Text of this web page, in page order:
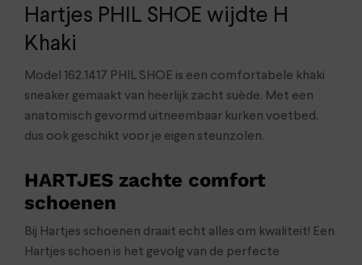
Hartjes PHIL SHOE wijdte H
Khaki
Model 162.1417 PHIL SHOE is een comfortabele khaki
sneaker gemaakt van heerlijk zacht suède. Met een
anatomisch gevormd uitneembaar kurken voetbed,
dus ook geschikt voor je eigen steunzolen.
HARTJES zachte comfort
schoenen
Bij Hartjes schoenen draait echt alles om kwaliteit! Een
Hartjes schoen is het gevolg van de perfecte